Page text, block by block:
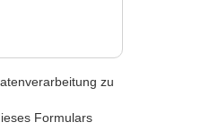
zu
Formulars